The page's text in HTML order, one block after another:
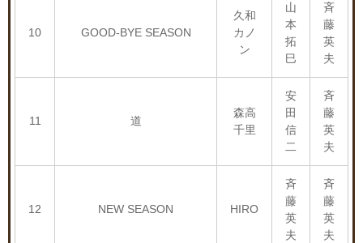
10 GOOD-BYE SEASON
久和
カノ
ン
山
本
拓
巳
斉
藤
英
夫
11 道
森高
千里
安
田
信
二
斉
藤
英
夫
12 NEW SEASON HIRO
斉
藤
英
夫
斉
藤
英
夫